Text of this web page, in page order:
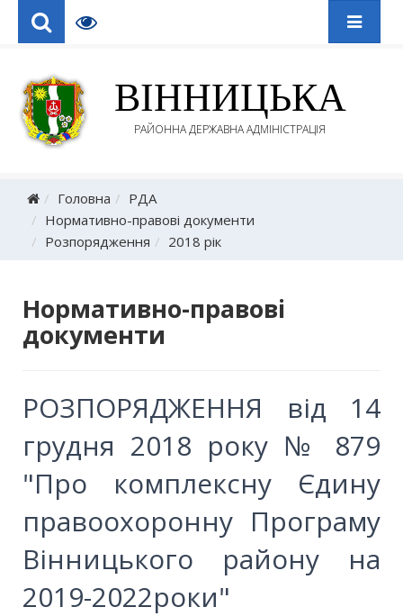
ВІННИЦЬКА
РАЙОННА ДЕРЖАВНА АДМІНІСТРАЦІЯ
Головна
РДА
Нормативно-правові документи
Розпорядження
2018 рік
Нормативно-правові
документи
РОЗПОРЯДЖЕННЯ від 14
грудня 2018 року № 879
"Про комплексну Єдину
правоохоронну Програму
Вінницького району на
2019-2022роки"